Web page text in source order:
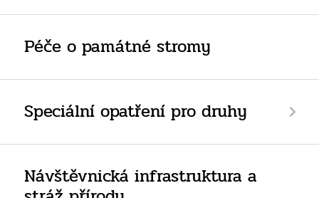
Péče o památné stromy
Speciální opatření pro druhy
Návštěvnická infrastruktura a